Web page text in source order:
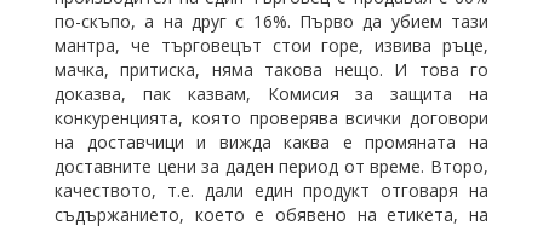
по-скъпо, а на друг с 16%. Първо да убием тази
мантра, че търговецът стои горе, извива ръце,
мачка, притиска, няма такова нещо. И това го
доказва, пак казвам, Комисия за защита на
конкуренцията, която проверява всички договори
на доставчици и вижда каква е промяната на
доставните цени за даден период от време. Второ,
качеството, т.е. дали един продукт отговаря на
съдържанието, което е обявено на етикета, на